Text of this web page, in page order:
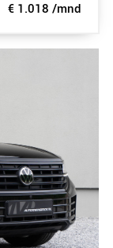
€ 1.018 /mnd